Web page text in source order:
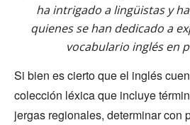
ha intrigado a lingüistas y
quienes se han dedicado a
vocabulario inglés en
Si bien es cierto que el inglés
colección léxica que incluye
jergas regionales, determinar con